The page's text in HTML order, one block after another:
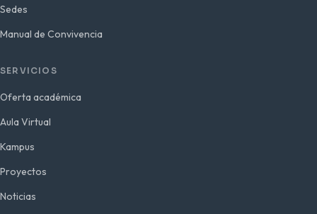
Sedes
Manual de Convivencia
SERVICIOS
Oferta académica
Aula Virtual
Kampus
Proyectos
Noticias